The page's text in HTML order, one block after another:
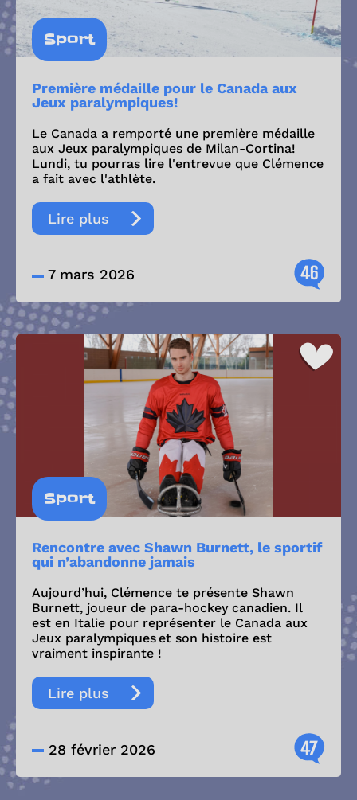
Sport
Première médaille pour le Canada aux
Jeux paralympiques!
Le Canada a remporté une première médaille
aux Jeux paralympiques de Milan-Cortina!
Lundi, tu pourras lire l'entrevue que Clémence
a fait avec l'athlète.
Lire plus
7 mars 2026 46
Sport
Rencontre avec Shawn Burnett, le sportif
qui n’abandonne jamais
Aujourd’hui, Clémence te présente Shawn
Burnett, joueur de para-hockey canadien. Il
est en Italie pour représenter le Canada aux
Jeux paralympiques et son histoire est
vraiment inspirante !
Lire plus
28 février 2026 47